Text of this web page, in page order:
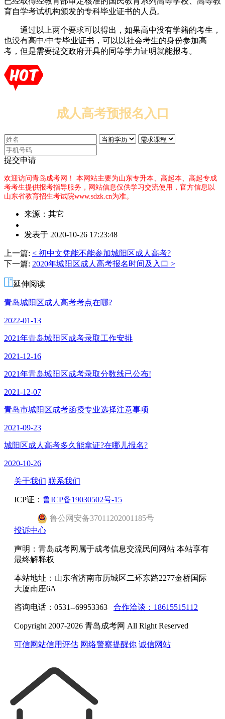
育自学考试机构颁发的专科毕业证书的人员。
通过以上两个要求可以得出，如果高中没有学籍的考生，
也没有高中/中专毕业证书，可以以社会考生的身份参加高
考，但是需要提交政府开具的同等学力证明就能报考。
成人高考预报名入口
提交申请
欢迎访问青岛成考网！ 本网站主要为山东专升本、高起本、高起专成
考考生提供报考指导服务，网站信息仅供学习交流使用，官方信息以
山东省教育招生考试院www.sdzk.cn为准。
来源：其它
者：
老
师
发表于 2020-10-26 17:23:48
上一篇: < 初中文凭能不能参加城阳区成人高考?
下一篇: 2020年城阳区成人高考报名时间及入口 >
延伸阅读
青岛城阳区成人高考考点在哪?
2022-01-13
2021年青岛城阳区成考录取工作安排
2021-12-16
2021年青岛城阳区成考录取分数线已公布!
2021-12-07
青岛市城阳区成考函授专业选择注意事项
2021-09-23
城阳区成人高考多久能拿证?在哪儿报名?
2020-10-26
关于我们 联系我们
ICP证： 鲁ICP备19030502号-15
鲁公网安备37011202001185号
投诉中心
声明：青岛成考网属于成考信息交流民间网站 本站享有
最终解释权
本站地址：山东省济南市历城区二环东路2277金桥国际
大厦南座6A
咨询电话：0531--69953363 合作洽谈：18615515112
Copyright 2007-2026 青岛成考网 All Right Reserved
可信网站信用评估 网络警察提醒你 诚信网站